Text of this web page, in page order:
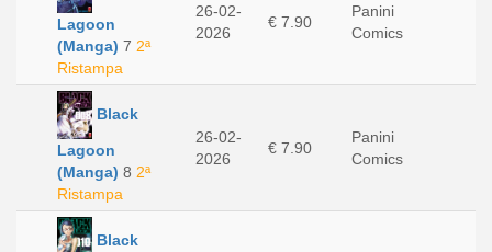
Lagoon
(Manga) 7 2ª
Ristampa
26-02-
2026
€ 7.90
Panini
Comics
Black
Lagoon
(Manga) 8 2ª
Ristampa
26-02-
2026
€ 7.90
Panini
Comics
Black